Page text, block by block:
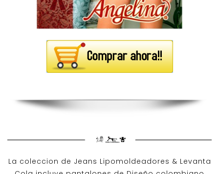
La coleccion de Jeans Lipomoldeadores & Levanta